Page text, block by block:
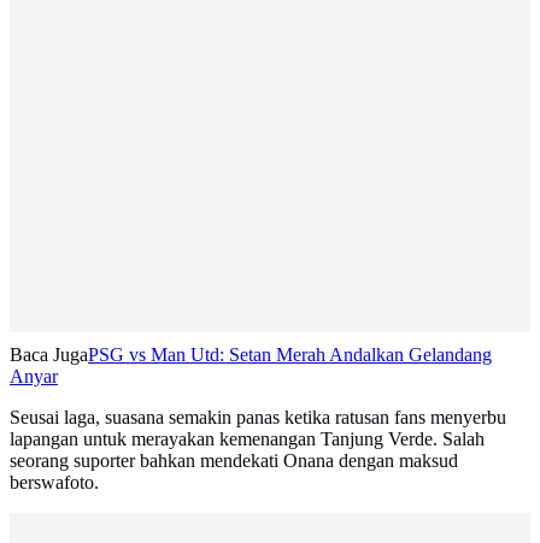
Baca JugaPSG vs Man Utd: Setan Merah Andalkan Gelandang
Anyar
Seusai laga, suasana semakin panas ketika ratusan fans menyerbu
lapangan untuk merayakan kemenangan Tanjung Verde. Salah
seorang suporter bahkan mendekati Onana dengan maksud
berswafoto.